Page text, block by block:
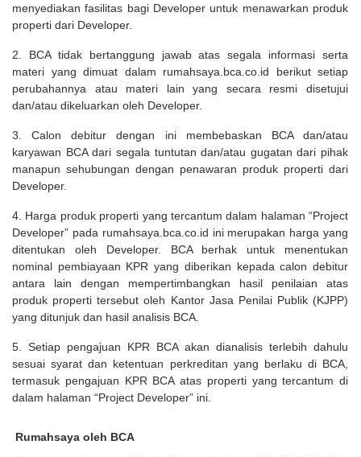
menyediakan fasilitas bagi Developer untuk menawarkan produk
properti dari Developer.
2. BCA tidak bertanggung jawab atas segala informasi serta
materi yang dimuat dalam rumahsaya.bca.co.id berikut setiap
perubahannya atau materi lain yang secara resmi disetujui
dan/atau dikeluarkan oleh Developer.
3. Calon debitur dengan ini membebaskan BCA dan/atau
karyawan BCA dari segala tuntutan dan/atau gugatan dari pihak
manapun sehubungan dengan penawaran produk properti dari
Developer.
4. Harga produk properti yang tercantum dalam halaman “Project
Developer” pada rumahsaya.bca.co.id ini merupakan harga yang
ditentukan oleh Developer. BCA berhak untuk menentukan
nominal pembiayaan KPR yang diberikan kepada calon debitur
antara lain dengan mempertimbangkan hasil penilaian atas
produk properti tersebut oleh Kantor Jasa Penilai Publik (KJPP)
yang ditunjuk dan hasil analisis BCA.
5. Setiap pengajuan KPR BCA akan dianalisis terlebih dahulu
sesuai syarat dan ketentuan perkreditan yang berlaku di BCA,
termasuk pengajuan KPR BCA atas properti yang tercantum di
dalam halaman “Project Developer” ini.
Rumahsaya oleh BCA